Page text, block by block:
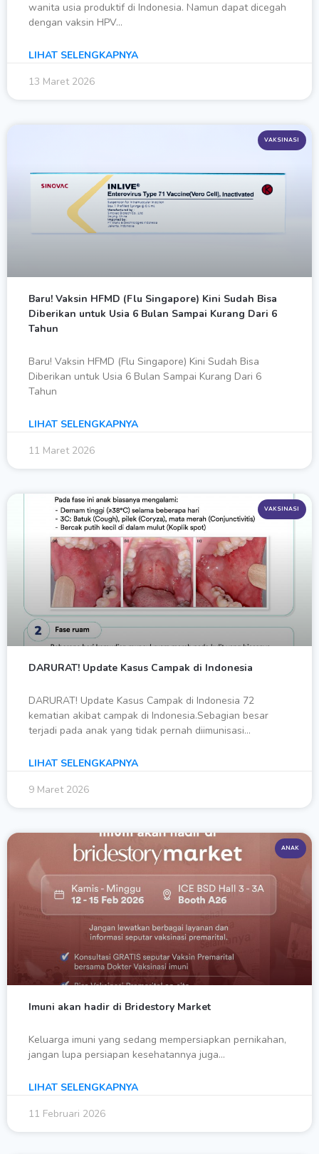
wanita usia produktif di Indonesia. Namun dapat dicegah
dengan vaksin HPV…
LIHAT SELENGKAPNYA
13 Maret 2026
VAKSINASI
Baru! Vaksin HFMD (Flu Singapore) Kini Sudah Bisa
Diberikan untuk Usia 6 Bulan Sampai Kurang Dari 6
Tahun
Baru! Vaksin HFMD (Flu Singapore) Kini Sudah Bisa
Diberikan untuk Usia 6 Bulan Sampai Kurang Dari 6
Tahun
LIHAT SELENGKAPNYA
11 Maret 2026
VAKSINASI
DARURAT! Update Kasus Campak di Indonesia
DARURAT! Update Kasus Campak di Indonesia 72
kematian akibat campak di Indonesia.Sebagian besar
terjadi pada anak yang tidak pernah diimunisasi…
LIHAT SELENGKAPNYA
9 Maret 2026
ANAK
Imuni akan hadir di Bridestory Market
Keluarga imuni yang sedang mempersiapkan pernikahan,
jangan lupa persiapan kesehatannya juga…
LIHAT SELENGKAPNYA
11 Februari 2026